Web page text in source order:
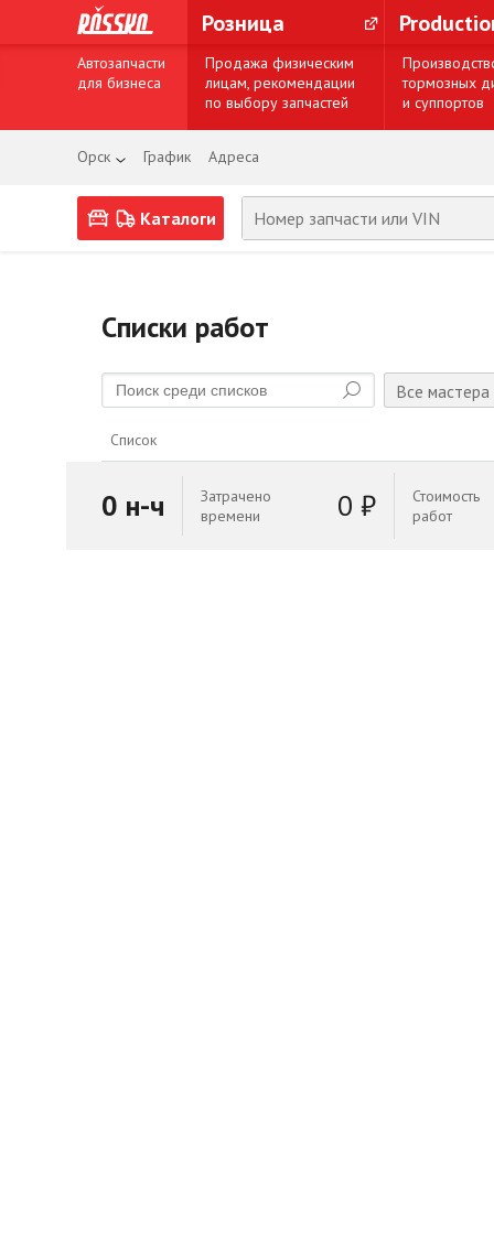
Розница
Автозапчасти
для бизнеса
Продажа физическим
лицам, рекомендации
по выбору запчастей
тормозных
и суппортов
Орск График Адреса
Каталоги
Списки работ
Все мастера
Список
0 н-ч
Затрачено
времени
0 ₽
Стоимость
работ